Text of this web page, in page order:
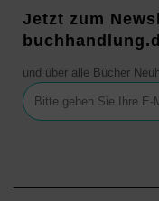
Jetzt zum
und über alle Bücher